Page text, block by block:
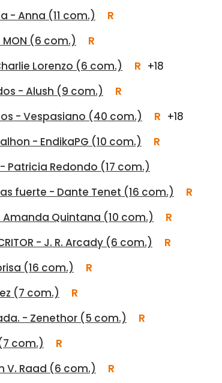
- Anna (11 com.)
R
(6 com.)
R
Lorenzo (6 com.)
R +18
- Alush (9 com.)
R
- Vespasiano (40 com.)
R +18
- EndikaPG (10 com.)
R
Patricia Redondo (17 com.)
fuerte - Dante Tenet (16 com.)
R
Quintana (10 com.)
R
- J. R. Arcady (6 com.)
R
(16 com.)
R
(7 com.)
R
- Zenethor (5 com.)
R
com.)
R
V. Raad (6 com.)
R